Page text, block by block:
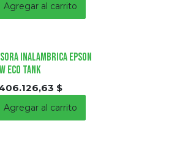
Agregar al carrito
Inalambrica EPSON
Eco Tank
$
Agregar al carrito